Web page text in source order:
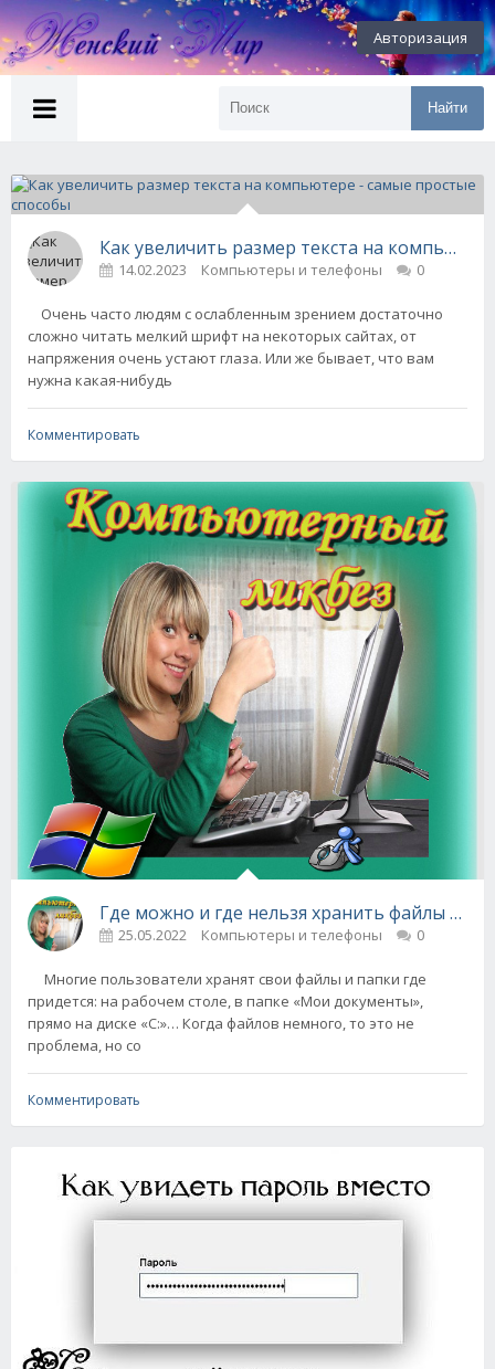
Авторизация
Найти
Как увеличить размер текста на
14.02.2023 Компьютеры и телефоны 0
Очень часто людям с ослабленным зрением достаточно
сложно читать мелкий шрифт на некоторых сайтах, от
напряжения очень устают глаза. Или же бывает, что вам
нужна какая-нибудь
Комментировать
Где можно и где нельзя хранить файлы в
25.05.2022 Компьютеры и телефоны 0
Многие пользователи хранят свои файлы и папки где
придется: на рабочем столе, в папке «Мои документы»,
прямо на диске «C:»… Когда файлов немного, то это не
проблема, но со
Комментировать